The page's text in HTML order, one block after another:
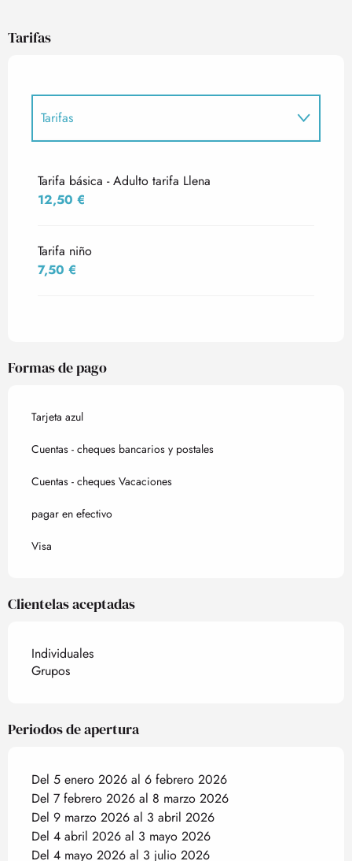
Tarifas
Tarifas
Tarifa básica - Adulto tarifa Llena
12,50 €
Tarifa niño
7,50 €
Formas de pago
Tarjeta azul
Cuentas - cheques bancarios y postales
Cuentas - cheques Vacaciones
pagar en efectivo
Visa
Clientelas aceptadas
Individuales
Grupos
Periodos de apertura
Del 5 enero 2026 al 6 febrero 2026
Del 7 febrero 2026 al 8 marzo 2026
Del 9 marzo 2026 al 3 abril 2026
Del 4 abril 2026 al 3 mayo 2026
Del 4 mayo 2026 al 3 julio 2026